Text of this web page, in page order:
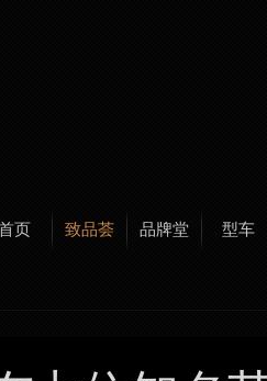
页 致品荟 品牌堂 型车